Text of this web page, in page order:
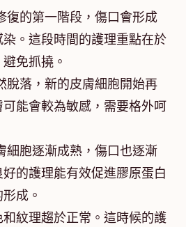
復的第一階段，傷口會形成
。這段時間的護理重點在於
免抓撓。
脫落，新的皮膚細胞開始再
能會較為敏感，需要格外呵
細胞逐漸成熟，傷口也逐漸
的護理能有效促進膠原蛋白
成。
紋理趨於正常。這時候的護